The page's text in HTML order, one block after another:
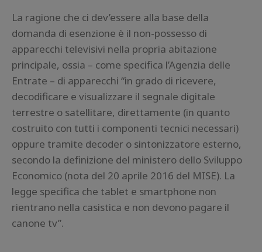
La ragione che ci dev’essere alla base della
domanda di esenzione è il non-possesso di
apparecchi televisivi nella propria abitazione
principale, ossia – come specifica l’Agenzia delle
Entrate – di apparecchi “in grado di ricevere,
decodificare e visualizzare il segnale digitale
terrestre o satellitare, direttamente (in quanto
costruito con tutti i componenti tecnici necessari)
oppure tramite decoder o sintonizzatore esterno,
secondo la definizione del ministero dello Sviluppo
Economico (nota del 20 aprile 2016 del MISE). La
legge specifica che tablet e smartphone non
rientrano nella casistica e non devono pagare il
canone tv”.